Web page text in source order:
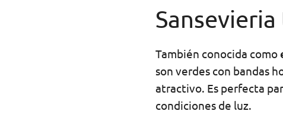
También conocida como
son verdes con bandas
atractivo. Es perfecta
condiciones de luz.